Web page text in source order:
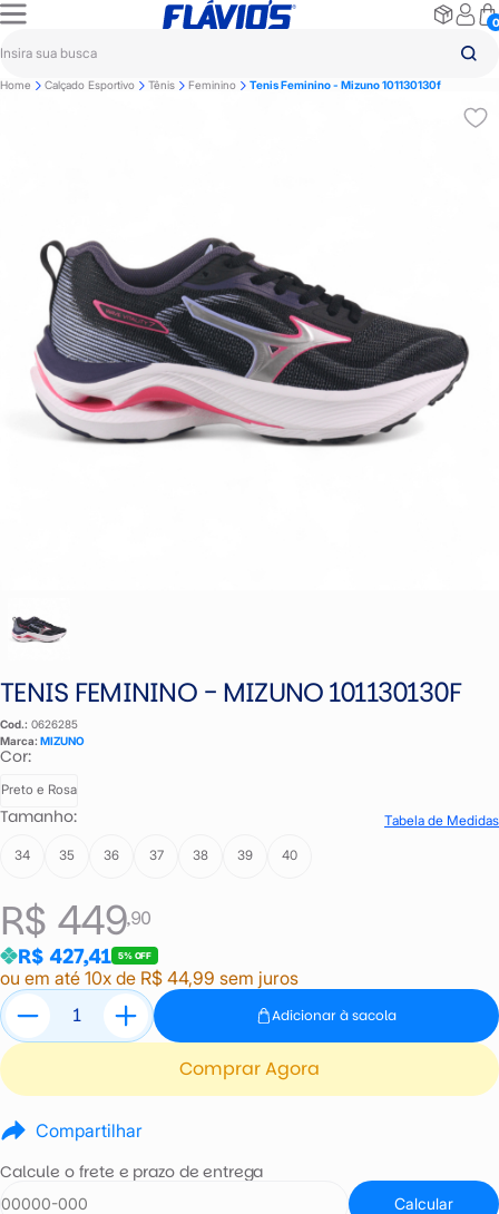
0
Home Calçado Esportivo Tênis Feminino Tenis Feminino - Mizuno 101130130f
TENIS FEMININO - MIZUNO 101130130F
Cod.: 0626285
Marca: MIZUNO
R$ 449,90
R$ 427,41 5% OFF
ou em até 10x de R$ 44,99 sem juros
Cor:
Preto e Rosa
Tamanho: Tabela de Medidas
34 35 36 37 38 39 40
Adicionar à sacola
Comprar Agora
Compartilhar
Calcule o frete e prazo de entrega
Calcular